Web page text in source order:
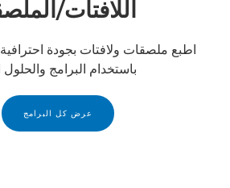
اللافتات/
اطبع ملصقات ولافتات بجودة
باستخدام البرامج والحلول
عرض كل البرامج